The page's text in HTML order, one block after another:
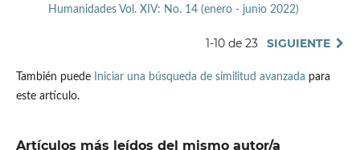
Humanidades Vol. XIV: No. 14 (enero - junio 2022)
1-10 de 23 SIGUIENTE
También puede Iniciar una búsqueda de similitud avanzada para
este artículo.
Artículos más leídos del mismo autor/a